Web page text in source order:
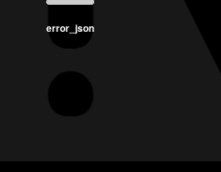
error_json